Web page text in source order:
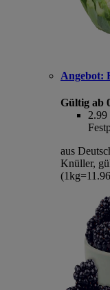
Angebot:
Gültig ab
2.99
aus
Knüller,